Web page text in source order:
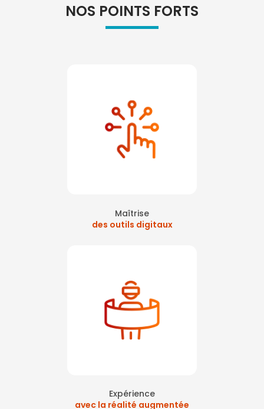
NOS POINTS FORTS
Maîtrise
des outils digitaux
Expérience
avec la réalité augmentée